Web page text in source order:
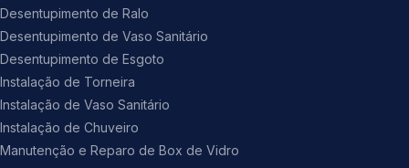
Desentupimento de Ralo
Desentupimento de Vaso Sanitário
Desentupimento de Esgoto
Instalação de Torneira
Instalação de Vaso Sanitário
Instalação de Chuveiro
Manutenção e Reparo de Box de Vidro